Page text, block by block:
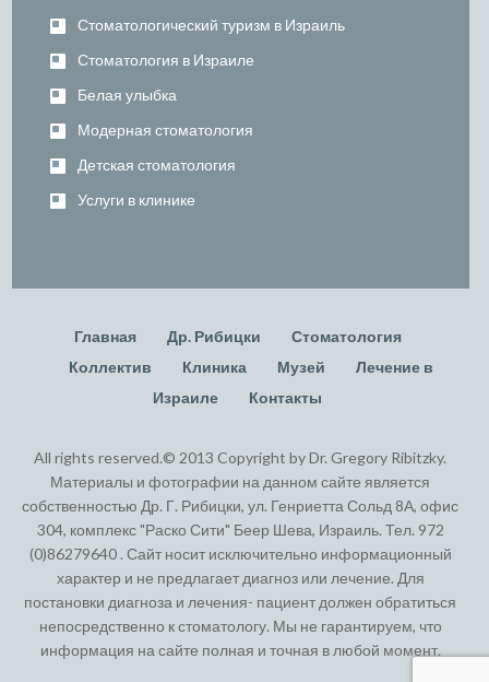
Стоматологический туризм в Израиль
Стоматология в Израиле
Белая улыбка
Модерная стоматология
Детская стоматология
Услуги в клинике
Главная Др. Рибицки
Стоматология
Коллектив
Клиника Музей
Лечение в
Израиле
Контакты
All rights reserved.© 2013 Copyright by Dr. Gregory Ribitzky.
Материалы и фотографии на данном сайте является
собственностью Др. Г. Рибицки, ул. Генриетта Сольд 8А, офис
304, комплекс "Раско Сити" Беер Шева, Израиль. Тел. 972
(0)86279640 . Сайт носит исключительно информационный
характер и не предлагает диагноз или лечение. Для
постановки диагноза и лечения- пациент должен обратиться
непосредственно к стоматологу. Мы не гарантируем, что
информация на сайте полная и точная в любой момент.